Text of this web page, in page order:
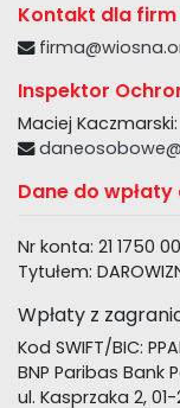
Kontakt dla firm
Inspektor
Maciej Kaczmarski:
Dane do
Nr konta: 21 1750
Tytułem:
Wpłaty z
Kod SWIFT/BIC:
BNP Paribas Bank
ul. Kasprzaka 2, 01-